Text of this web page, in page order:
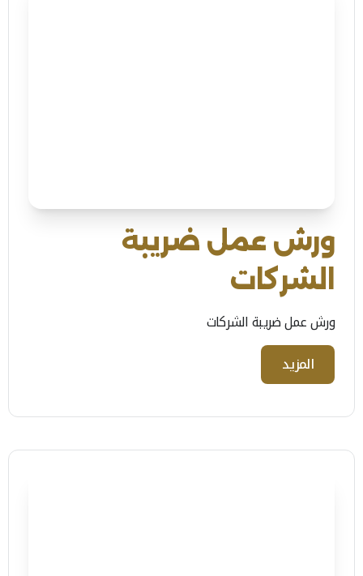
ورش عمل ضريبة
الشركات
ورش عمل ضريبة الشركات
المزيد